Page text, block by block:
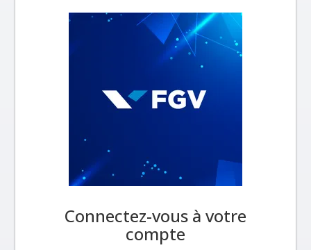
Connectez-vous à votre
compte